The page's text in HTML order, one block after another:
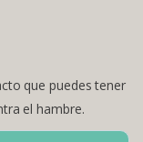
que puedes tener
el hambre.